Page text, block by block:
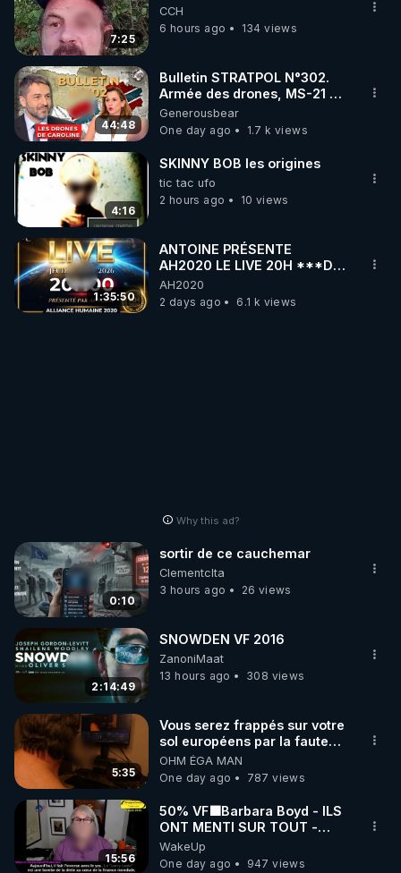
7:25
CCH
6 hours ago
134 views
44:48
Bulletin STRATPOL N°302.
Armée des drones, MS-21 en
série, missiles coréens.
07.08.2026.
Generousbear
One day ago
1.7 k views
4:16
SKINNY BOB les origines
tic tac ufo
2 hours ago
10 views
1:35:50
ANTOINE PRÉSENTE
AH2020 LE LIVE 20H ***DU
06/08/2026***
AH2020
2 days ago
6.1 k views
Why this ad?
0:10
sortir de ce cauchemar
Clementclta
3 hours ago
26 views
2:14:49
SNOWDEN VF 2016
ZanoniMaat
13 hours ago
308 views
5:35
Vous serez frappés sur votre
sol européens par la faute
des dirigeants qui s'en
mettent dans le nez
OHM ÉGA MAN
One day ago
787 views
15:56
50% VF🟩Barbara Boyd - ILS
ONT MENTI SUR TOUT -
Jocelyne Traduction
WakeUp
One day ago
947 views